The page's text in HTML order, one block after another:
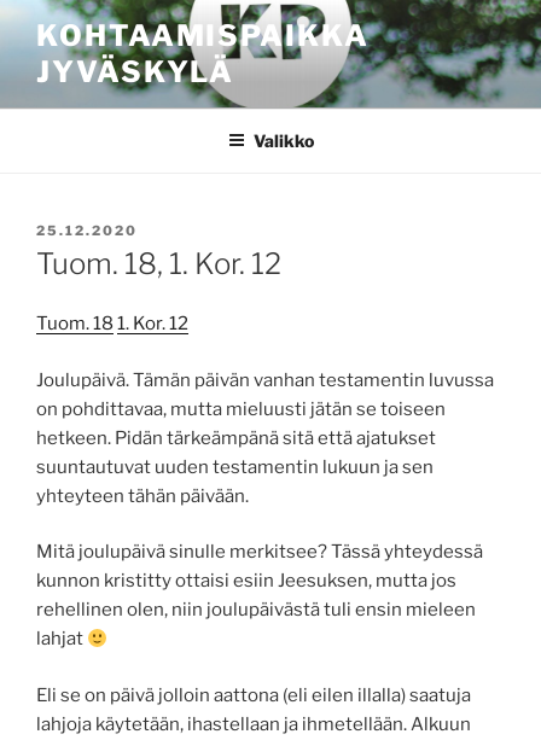
sisältöönKOHTAAMISPAIKKA
JYVÄSKYLÄ
Valikko
JULKAISTU
25.12.2020
Tuom. 18, 1. Kor. 12
Tuom. 18 1. Kor. 12
Joulupäivä. Tämän päivän vanhan testamentin luvussa
on pohdittavaa, mutta mieluusti jätän se toiseen
hetkeen. Pidän tärkeämpänä sitä että ajatukset
suuntautuvat uuden testamentin lukuun ja sen
yhteyteen tähän päivään.
Mitä joulupäivä sinulle merkitsee? Tässä yhteydessä
kunnon kristitty ottaisi esiin Jeesuksen, mutta jos
rehellinen olen, niin joulupäivästä tuli ensin mieleen
lahjat
Eli se on päivä jolloin aattona (eli eilen illalla) saatuja
lahjoja käytetään, ihastellaan ja ihmetellään. Alkuun